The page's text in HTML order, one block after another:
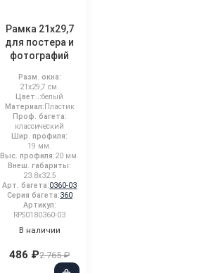
Рамка 21x29,7
для постера и
фотографий
Разм. окна:
21x29,7 см.
Цвет..:белый
Материал:Пластик
Проф. багета:
классический
Шир. профиля:
19 мм.
Выс. профиля:20 мм.
Внеш. габариты:
23.8x32.5
Арт. багета:0360-03
Серия багета:360
Артикул:
RPS0180360-03
В наличии
486 ₽2 765 ₽